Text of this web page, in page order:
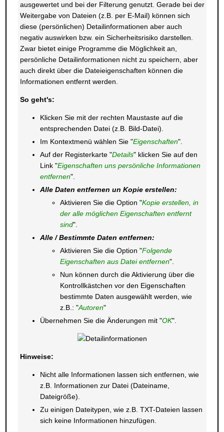
ausgewertet und bei der Filterung genutzt. Gerade bei der
Weitergabe von Dateien (z.B. per E-Mail) können sich
diese (persönlichen) Detailinformationen aber auch
negativ auswirken bzw. ein Sicherheitsrisiko darstellen.
Zwar bietet einige Programme die Möglichkeit an,
persönliche Detailinformationen nicht zu speichern, aber
auch direkt über die Dateieigenschaften können die
Informationen entfernt werden.
So geht's:
Klicken Sie mit der rechten Maustaste auf die
entsprechenden Datei (z.B. Bild-Datei).
Im Kontextmenü wählen Sie "Eigenschaften".
Auf der Registerkarte "Details" klicken Sie auf den
Link "Eigenschaften uns persönliche Informationen
entfernen".
Alle Daten entfernen un Kopie erstellen:
Aktivieren Sie die Option "Kopie erstellen, in
der alle möglichen Eigenschaften entfernt
sind".
Alle / Bestimmte Daten entfernen:
Aktivieren Sie die Option "Folgende
Eigenschaften aus Datei entfernen".
Nun können durch die Aktivierung über die
Kontrollkästchen vor den Eigenschaften
bestimmte Daten ausgewählt werden, wie
z.B.: "Autoren"
Übernehmen Sie die Änderungen mit "OK".
Hinweise:
Nicht alle Informationen lassen sich entfernen, wie
z.B. Informationen zur Datei (Dateiname,
Dateigröße).
Zu einigen Dateitypen, wie z.B. TXT-Dateien lassen
sich keine Informationen hinzufügen.